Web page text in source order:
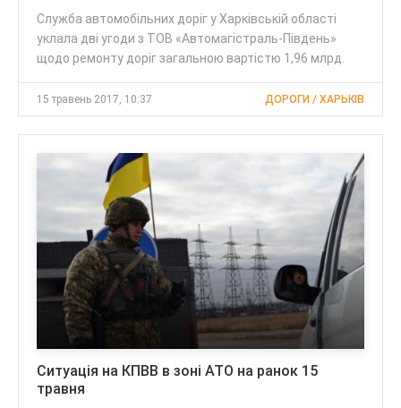
Служба автомобільних доріг у Харківській області
уклала дві угоди з ТОВ «Автомагістраль-Південь»
щодо ремонту доріг загальною вартістю 1,96 млрд.
15 травень 2017, 10:37 ДОРОГИ / ХАРЬКІВ
Ситуація на КПВВ в зоні АТО на ранок 15
травня